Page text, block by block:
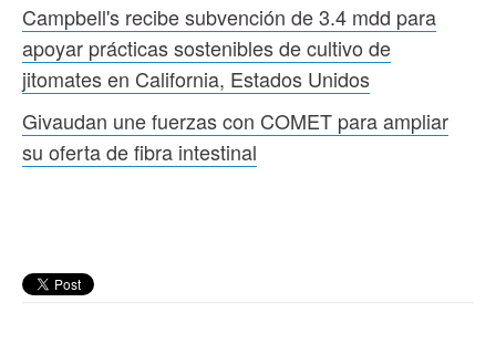
Campbell's recibe subvención de 3.4 mdd para
apoyar prácticas sostenibles de cultivo de
jitomates en California, Estados Unidos
Givaudan une fuerzas con COMET para ampliar
su oferta de fibra intestinal